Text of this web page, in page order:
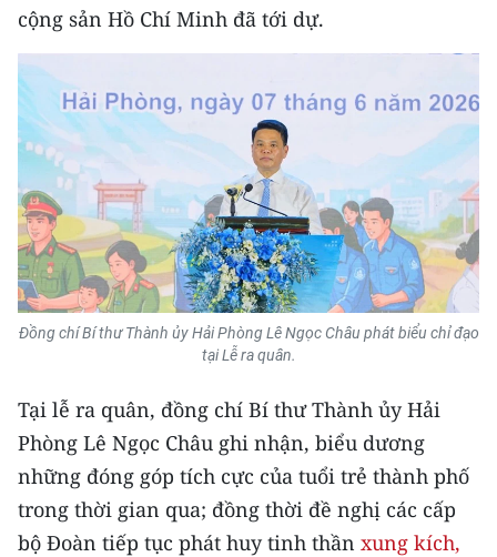
CHƯƠNG TRÌNH OCOP - MỖI XÃ
MỘT SẢN PHẨM
RADIO
MEDIA CENTER
E-Magazine
Video
Media Chính trị
Media Văn hóa
Media Xã hội
Media Pháp luật
cộng sản Hồ Chí Minh đã tới dự.
Đồng chí Bí thư Thành ủy Hải Phòng Lê Ngọc Châu phát biểu chỉ đạo
tại Lễ ra quân.
Tại lễ ra quân, đồng chí Bí thư Thành ủy Hải
Phòng Lê Ngọc Châu ghi nhận, biểu dương
những đóng góp tích cực của tuổi trẻ thành phố
trong thời gian qua; đồng thời đề nghị các cấp
bộ Đoàn tiếp tục phát huy tinh thần xung kích,